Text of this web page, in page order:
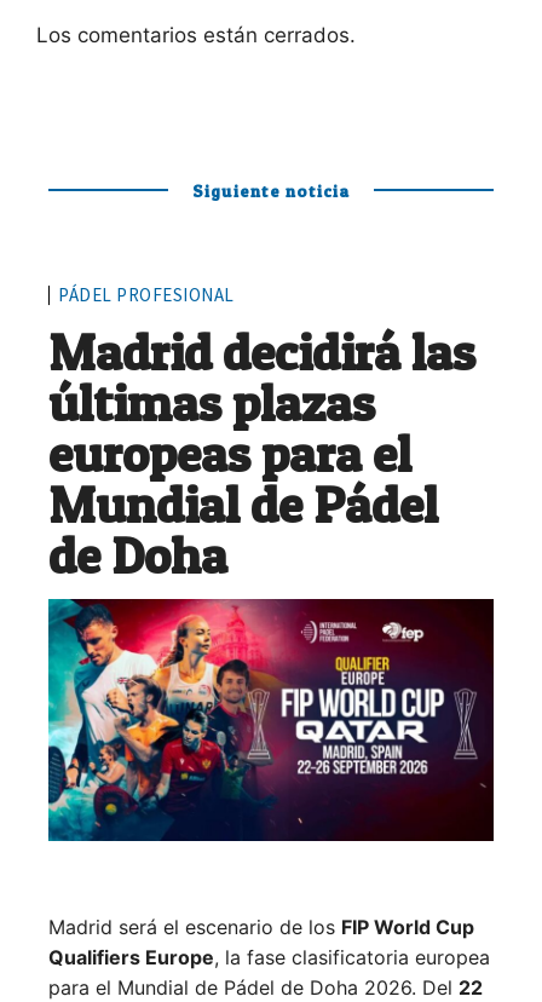
Los comentarios están cerrados.
Siguiente noticia
PÁDEL PROFESIONAL
Madrid decidirá las
últimas plazas
europeas para el
Mundial de Pádel
de Doha
Madrid será el escenario de los FIP World Cup
Qualifiers Europe, la fase clasificatoria europea
para el Mundial de Pádel de Doha 2026. Del 22